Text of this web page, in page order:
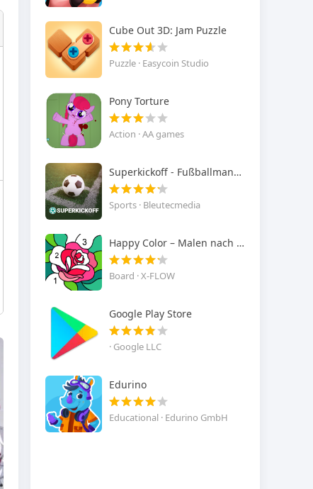
Cube Out 3D: Jam Puzzle
Puzzle · Easycoin Studio
Pony Torture
Action · AA games
Superkickoff - Fußballmanager
Sports · Bleutecmedia
Happy Color – Malen nach Zahlen
Board · X-FLOW
Google Play Store
· Google LLC
Edurino
Educational · Edurino GmbH